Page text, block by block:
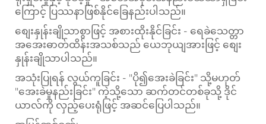
ကြောင့် ပြဿနာဖြစ်နိုင်ခြေနည်းပါသည်။
စျေးနှုန်းချိုသာစွာဖြင့် အစားထိုးနိုင်ခြင်း - ရေခဲသေတ္တာ
အအေးဓာတ်ထိန်းအသစ်သည် ယေဘုယျအားဖြင့် စျေး
နှုန်းချိုသာပါသည်။
အသုံးပြုရန် လွယ်ကူခြင်း - "ပို၍အေးခဲခြင်း" သို့မဟုတ်
"အေးခဲမှုနည်းခြင်း" ကဲ့သို့သော ဆက်တင်တစ်ခုသို့ ဒိုင်
ယာလ်ကို လှည့်ပေးရုံဖြင့် အဆင်ပြေပါသည်။